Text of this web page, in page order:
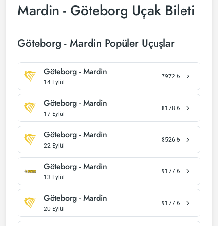
Mardin - Göteborg Uçak Bileti
Göteborg - Mardin Popüler Uçuşlar
Göteborg - Mardin
14 Eylül
7972 ₺
Göteborg - Mardin
17 Eylül
8178 ₺
Göteborg - Mardin
22 Eylül
8526 ₺
Göteborg - Mardin
13 Eylül
9177 ₺
Göteborg - Mardin
20 Eylül
9177 ₺